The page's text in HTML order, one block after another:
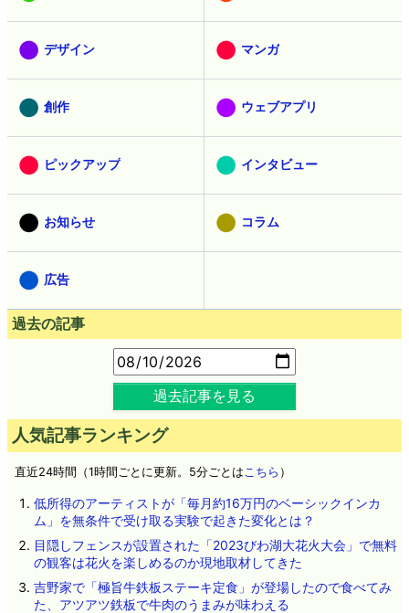
デザイン マンガ
創作 ウェブアプリ
ピックアップ インタビュー
お知らせ コラム
広告
過去の記事
過去記事を見る
人気記事ランキング
直近24時間（1時間ごとに更新。5分ごとは こちら ）
低所得のアーティストが「毎月約16万円のベーシックインカ
ム」を無条件で受け取る実験で起きた変化とは？
目隠しフェンスが設置された「2023びわ湖大花火大会」で無料
の観客は花火を楽しめるのか現地取材してきた
吉野家で「極旨牛鉄板ステーキ定食」が登場したので食べてみ
た、アツアツ鉄板で牛肉のうまみが味わえる